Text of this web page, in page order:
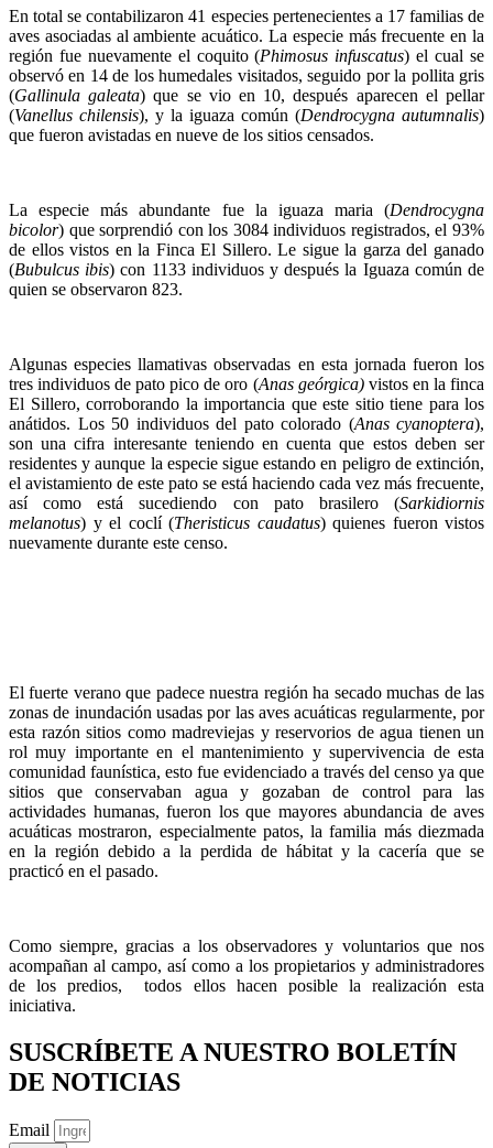
En total se contabilizaron 41 especies pertenecientes a 17 familias de
aves asociadas al ambiente acuático. La especie más frecuente en la
región fue nuevamente el coquito (Phimosus infuscatus) el cual se
observó en 14 de los humedales visitados, seguido por la pollita gris
(Gallinula galeata) que se vio en 10, después aparecen el pellar
(Vanellus chilensis), y la iguaza común (Dendrocygna autumnalis)
que fueron avistadas en nueve de los sitios censados.
La especie más abundante fue la iguaza maria (Dendrocygna
bicolor) que sorprendió con los 3084 individuos registrados, el 93%
de ellos vistos en la Finca El Sillero. Le sigue la garza del ganado
(Bubulcus ibis) con 1133 individuos y después la Iguaza común de
quien se observaron 823.
Algunas especies llamativas observadas en esta jornada fueron los
tres individuos de pato pico de oro (Anas geórgica) vistos en la finca
El Sillero, corroborando la importancia que este sitio tiene para los
anátidos. Los 50 individuos del pato colorado (Anas cyanoptera),
son una cifra interesante teniendo en cuenta que estos deben ser
residentes y aunque la especie sigue estando en peligro de extinción,
el avistamiento de este pato se está haciendo cada vez más frecuente,
así como está sucediendo con pato brasilero (Sarkidiornis
melanotus) y el coclí (Theristicus caudatus) quienes fueron vistos
nuevamente durante este censo.
El fuerte verano que padece nuestra región ha secado muchas de las
zonas de inundación usadas por las aves acuáticas regularmente, por
esta razón sitios como madreviejas y reservorios de agua tienen un
rol muy importante en el mantenimiento y supervivencia de esta
comunidad faunística, esto fue evidenciado a través del censo ya que
sitios que conservaban agua y gozaban de control para las
actividades humanas, fueron los que mayores abundancia de aves
acuáticas mostraron, especialmente patos, la familia más diezmada
en la región debido a la perdida de hábitat y la cacería que se
practicó en el pasado.
Como siempre, gracias a los observadores y voluntarios que nos
acompañan al campo, así como a los propietarios y administradores
de los predios, todos ellos hacen posible la realización esta
iniciativa.
SUSCRÍBETE A NUESTRO BOLETÍN
DE NOTICIAS
Email